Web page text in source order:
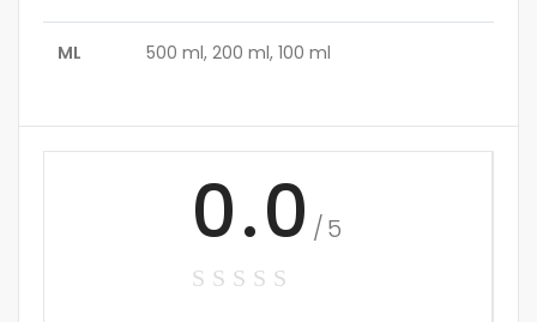
ML 500 ml, 200 ml, 100 ml
0.0 /5